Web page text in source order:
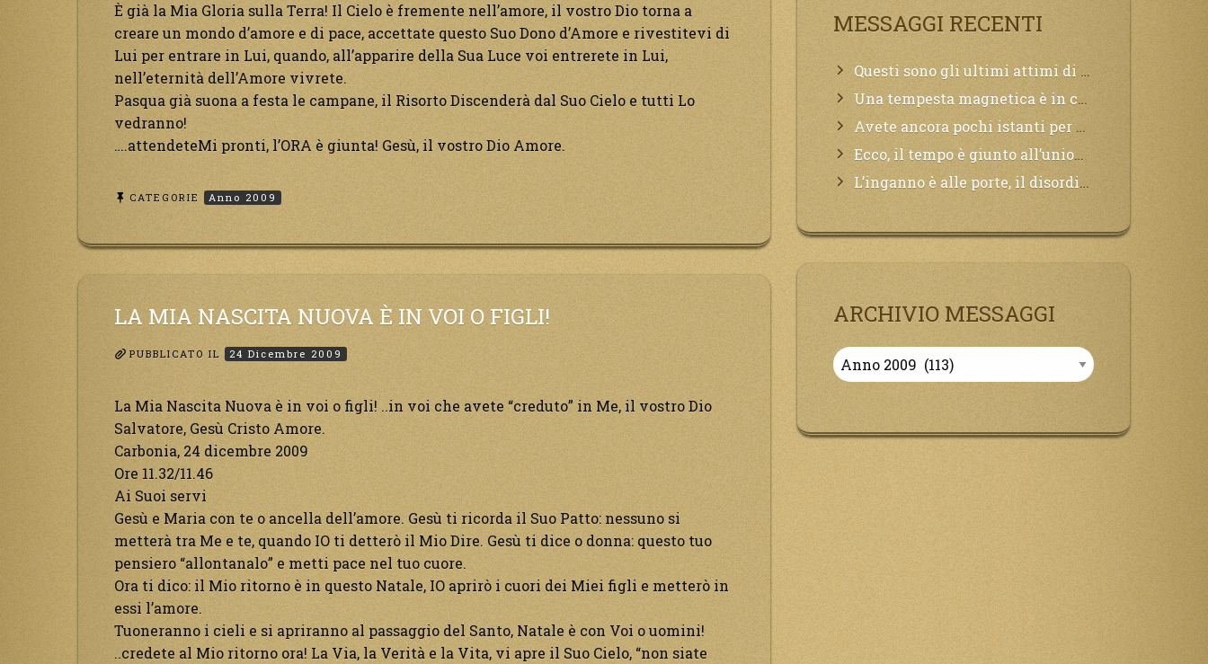
È già la Mia Gloria sulla Terra! Il Cielo è fremente nell’amore, il vostro Dio torna a
creare un mondo d’amore e di pace, accettate questo Suo Dono d’Amore e rivestitevi di
Lui per entrare in Lui, quando, all’apparire della Sua Luce voi entrerete in Lui,
nell’eternità dell’Amore vivrete.
Pasqua già suona a festa le campane, il Risorto Discenderà dal Suo Cielo e tutti Lo
vedranno!
….attendeteMi pronti, l’ORA è giunta! Gesù, il vostro Dio Amore.
CATEGORIE Anno 2009
LA MIA NASCITA NUOVA È IN VOI O FIGLI!
PUBBLICATO IL 24 Dicembre 2009
La Mia Nascita Nuova è in voi o figli! ..in voi che avete “creduto” in Me, il vostro Dio
Salvatore, Gesù Cristo Amore.
Carbonia, 24 dicembre 2009
Ore 11.32/11.46
Ai Suoi servi
Gesù e Maria con te o ancella dell’amore. Gesù ti ricorda il Suo Patto: nessuno si
metterà tra Me e te, quando IO ti detterò il Mio Dire. Gesù ti dice o donna: questo tuo
pensiero “allontanalo” e metti pace nel tuo cuore.
Ora ti dico: il Mio ritorno è in questo Natale, IO aprirò i cuori dei Miei figli e metterò in
essi l’amore.
Tuoneranno i cieli e si apriranno al passaggio del Santo, Natale è con Voi o uomini!
..credete al Mio ritorno ora! La Via, la Verità e la Vita, vi apre il Suo Cielo, “non siate
MESSAGGI RECENTI
Questi sono gli ultimi attimi di vita, chi si vuole salvare Mi chiami in suo aiuto.
Una tempesta magnetica è in corso, questa generazione patirà. Il black out non tarderà ad arrivare e tutta la Terra sarà oscurata.
Avete ancora pochi istanti per convertirvi, non perdete tempo, la sciagura arriverà all’improvviso e per chi non si sarà preparato saranno dolori.
Ecco, il tempo è giunto all’unione del Padre con il figlio, non avete che da attendere pochissimo.
L’inganno è alle porte, il disordine degli ordinati urlerà perdono, ma sarà troppo tardi, il tradimento è stato grande!
ARCHIVIO MESSAGGI
Archivio
Messaggi